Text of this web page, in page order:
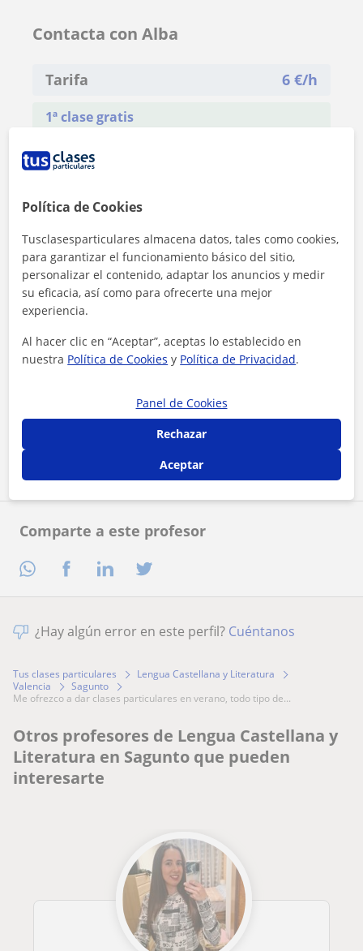
Comparte a este profesor
Contacta con Alba
Tarifa 6 €/h
1ª clase gratis
Al hacer clic, aceptas nuestro aviso legaly de
¿Hay algún error en este perfil? Cuéntanos
Tus clases particulares
Lengua Castellana y Literatura
Valencia
Sagunto
me ofrezco a dar clases particulares en verano, todo tipo de...
Otros profesores de Lengua Castellana y
Literatura en Sagunto que pueden
interesarte
Política de Cookies
Tusclasesparticulares almacena datos, tales como cookies,
para garantizar el funcionamiento básico del sitio,
personalizar el contenido, adaptar los anuncios y medir
su eficacia, así como para ofrecerte una mejor
experiencia.
Al hacer clic en “Aceptar”, aceptas lo establecido en
nuestra Política de Cookies y Política de Privacidad.
Panel de Cookies
Rechazar
Aceptar